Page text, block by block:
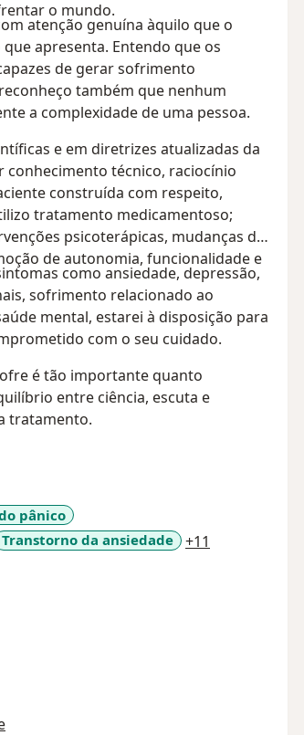
o mundo.
atenção genuína àquilo que o
apresenta. Entendo que os
de gerar sofrimento
também que nenhum
a complexidade de uma pessoa.
e em diretrizes atualizadas da
técnico, raciocínio
construída com respeito,
tratamento medicamentoso;
psicoterápicas, mudanças de
de autonomia, funcionalidade e
como ansiedade, depressão,
sofrimento relacionado ao
mental, estarei à disposição para
com o seu cuidado.
é tão importante quanto
entre ciência, escuta e
tratamento.
pânico
Transtorno da ansiedade +11